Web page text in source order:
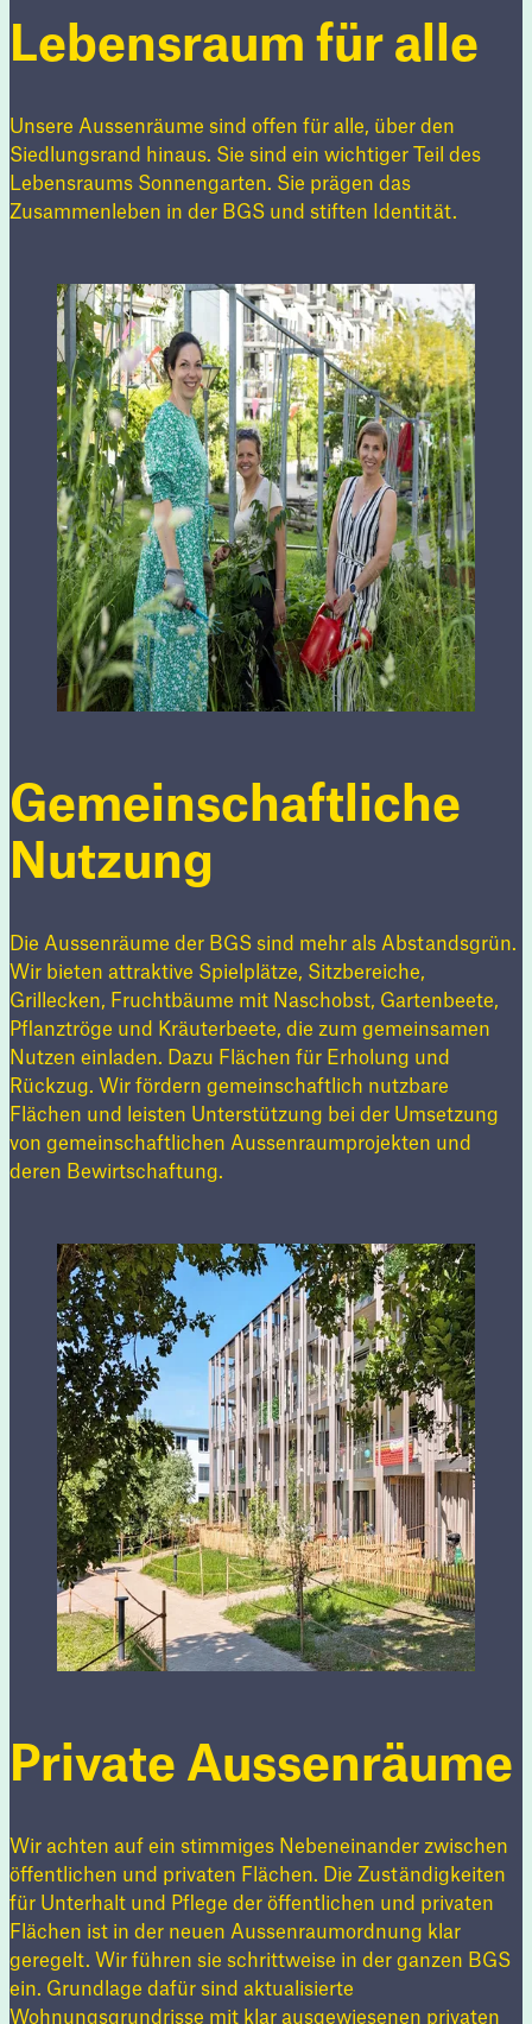
Lebensraum für alle
Unsere Aussenräume sind offen für alle, über den
Siedlungsrand hinaus. Sie sind ein wichtiger Teil des
Lebensraums Sonnengarten. Sie prägen das
Zusammenleben in der BGS und stiften Identität.
Gemeinschaftliche
Nutzung
Die Aussenräume der BGS sind mehr als Abstandsgrün.
Wir bieten attraktive Spielplätze, Sitzbereiche,
Grillecken, Fruchtbäume mit Naschobst, Gartenbeete,
Pflanztröge und Kräuterbeete, die zum gemeinsamen
Nutzen einladen. Dazu Flächen für Erholung und
Rückzug. Wir fördern gemeinschaftlich nutzbare
Flächen und leisten Unterstützung bei der Umsetzung
von gemeinschaftlichen Aussenraumprojekten und
deren Bewirtschaftung.
Private Aussenräume
Wir achten auf ein stimmiges Nebeneinander zwischen
öffentlichen und privaten Flächen. Die Zuständigkeiten
für Unterhalt und Pflege der öffentlichen und privaten
Flächen ist in der neuen Aussenraumordnung klar
geregelt. Wir führen sie schrittweise in der ganzen BGS
ein. Grundlage dafür sind aktualisierte
Wohnungsgrundrisse mit klar ausgewiesenen privaten